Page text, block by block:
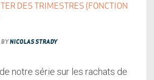
DES TRIMESTRES (FONCTION
BY NICOLAS STRADY
notre série sur les rachats de